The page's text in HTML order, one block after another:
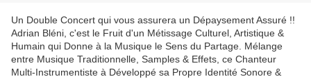
Un Double Concert qui vous assurera un Dépaysement Assuré !!
Adrian Bléni, c'est le Fruit d'un Métissage Culturel, Artistique &
Humain qui Donne à la Musique le Sens du Partage. Mélange
entre Musique Traditionnelle, Samples & Effets, ce Chanteur
Multi-Instrumentiste à Développé sa Propre Identité Sonore &